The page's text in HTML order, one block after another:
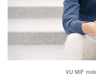
VU MIF